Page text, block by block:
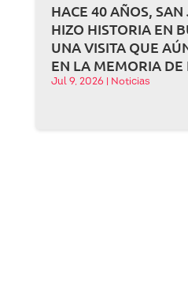
HACE 40 AÑOS,
HIZO HISTORIA EN
UNA VISITA QUE
EN LA MEMORIA DE
Jul 9, 2026 Noticias